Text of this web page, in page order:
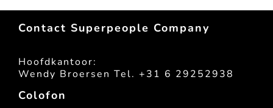
Contact Superpeople Company
Hoofdkantoor:
Wendy Broersen Tel. +31 6 29252938
Colofon